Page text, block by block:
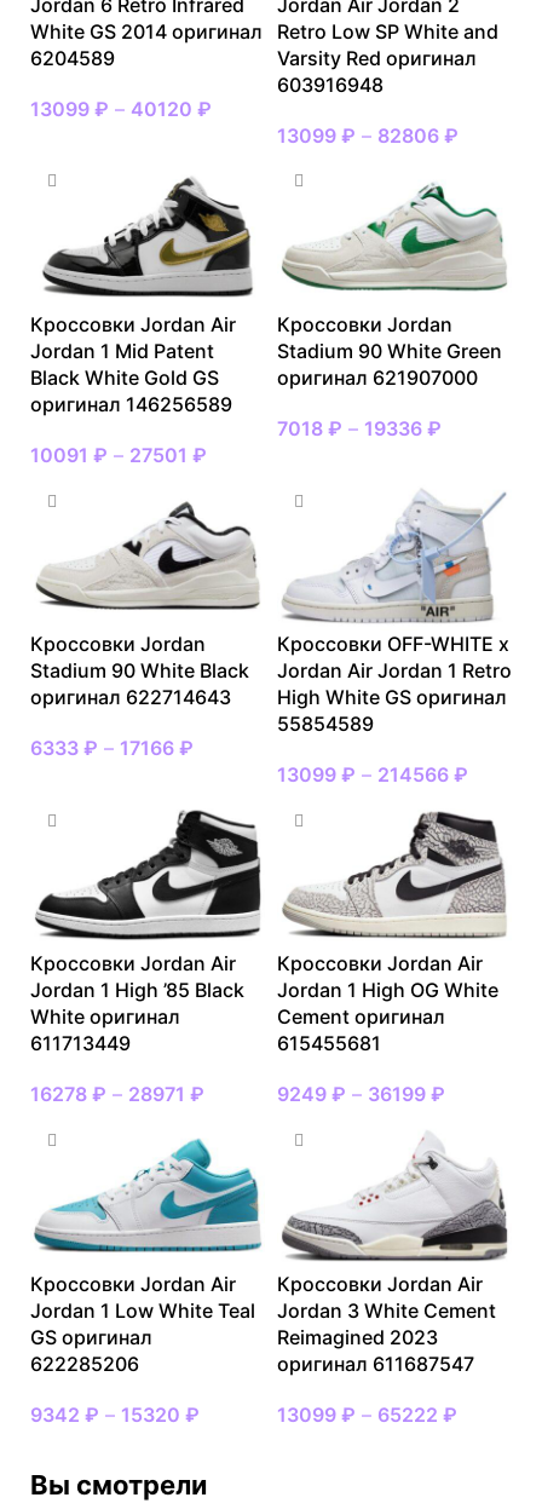
White GS 2014 оригинал
6204589
13099 ₽ – 40120 ₽
Retro Low SP White and
Varsity Red оригинал
603916948
13099 ₽ – 82806 ₽
Кроссовки Jordan Air
Jordan 1 Mid Patent
Black White Gold GS
оригинал 146256589
10091 ₽ – 27501 ₽
Кроссовки Jordan
Stadium 90 White Green
оригинал 621907000
7018 ₽ – 19336 ₽
Кроссовки Jordan
Stadium 90 White Black
оригинал 622714643
6333 ₽ – 17166 ₽
Кроссовки OFF-WHITE x
Jordan Air Jordan 1 Retro
High White GS оригинал
55854589
13099 ₽ – 214566 ₽
Кроссовки Jordan Air
Jordan 1 High ’85 Black
White оригинал
611713449
16278 ₽ – 28971 ₽
Кроссовки Jordan Air
Jordan 1 High OG White
Cement оригинал
615455681
9249 ₽ – 36199 ₽
Кроссовки Jordan Air
Jordan 1 Low White Teal
GS оригинал
622285206
9342 ₽ – 15320 ₽
Кроссовки Jordan Air
Jordan 3 White Cement
Reimagined 2023
оригинал 611687547
13099 ₽ – 65222 ₽
Вы смотрели